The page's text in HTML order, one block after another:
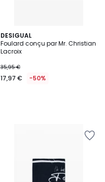
DESIGUAL
Foulard conçu par Mr. Christian
Lacroix
35,95 €
17,97 € -50%